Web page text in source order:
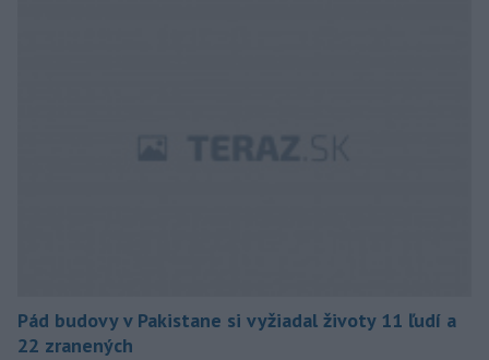
Pád budovy v Pakistane si vyžiadal životy 11 ľudí a
22 zranených